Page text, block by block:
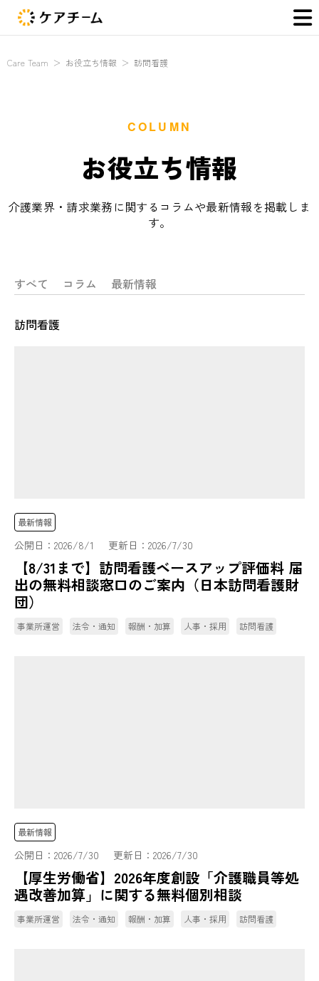
Care Team ＞ お役立ち情報 ＞ 訪問看護
COLUMN
お役立ち情報
介護業界・請求業務に関するコラムや最新情報を掲載しま
す。
すべて コラム 最新情報
訪問看護
最新情報
公開日： 2026/8/1 更新日： 2026/7/30
【8/31まで】訪問看護ベースアップ評価料 届
出の無料相談窓口のご案内（日本訪問看護財
団）
事業所運営 法令・通知 報酬・加算 人事・採用 訪問看護
最新情報
公開日： 2026/7/30 更新日： 2026/7/30
【厚生労働省】2026年度創設「介護職員等処
遇改善加算」に関する無料個別相談
事業所運営 法令・通知 報酬・加算 人事・採用 訪問看護